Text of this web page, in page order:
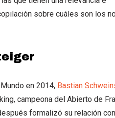
sobre cuáles son los
en 2014, Bastian
campeona del Abierto de
formalizó su relación